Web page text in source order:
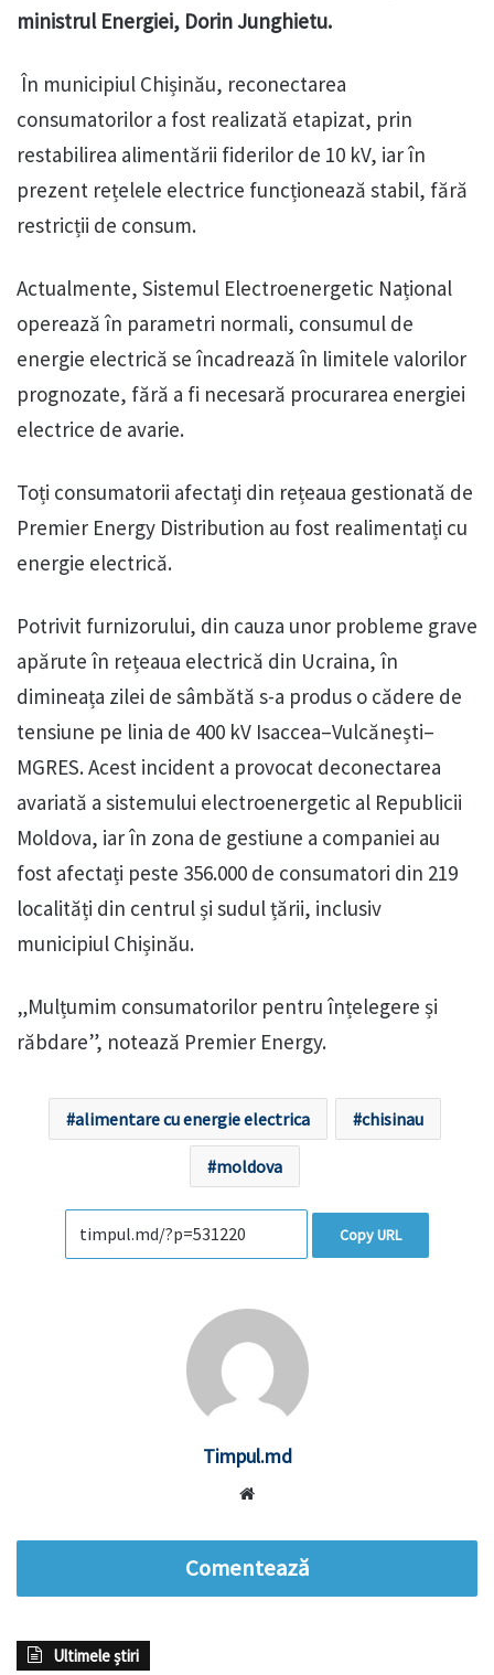
ministrul Energiei, Dorin Junghietu.
În municipiul Chișinău, reconectarea
consumatorilor a fost realizată etapizat, prin
restabilirea alimentării fiderilor de 10 kV, iar în
prezent rețelele electrice funcționează stabil, fără
restricții de consum.
Actualmente, Sistemul Electroenergetic Național
operează în parametri normali, consumul de
energie electrică se încadrează în limitele valorilor
prognozate, fără a fi necesară procurarea energiei
electrice de avarie.
Toți consumatorii afectați din rețeaua gestionată de
Premier Energy Distribution au fost realimentați cu
energie electrică.
Potrivit furnizorului, din cauza unor probleme grave
apărute în rețeaua electrică din Ucraina, în
dimineața zilei de sâmbătă s-a produs o cădere de
tensiune pe linia de 400 kV Isaccea–Vulcănești–
MGRES. Acest incident a provocat deconectarea
avariată a sistemului electroenergetic al Republicii
Moldova, iar în zona de gestiune a companiei au
fost afectați peste 356.000 de consumatori din 219
localități din centrul și sudul țării, inclusiv
municipiul Chișinău.
„Mulțumim consumatorilor pentru înțelegere și
răbdare”, notează Premier Energy.
alimentare cu energie electrica chisinau
moldova
Copy URL
Timpul.md
Comentează
Ultimele știri